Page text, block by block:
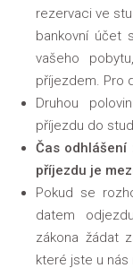
rezervaci ve
bankovní účet
vašeho
příjezdem. Pro
Druhou
příjezdu do
Čas
příjezdu je
Pokud se
datem
zákona žádat
které jste u nás